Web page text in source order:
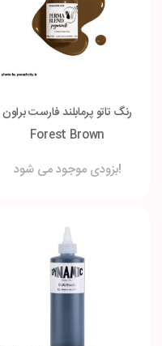
رنگ تاتو پرمابلند فارست براون
Forest Brown
بزودی موجود می شود!